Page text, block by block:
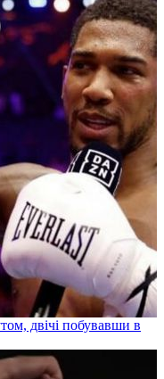
двічі побувавши в